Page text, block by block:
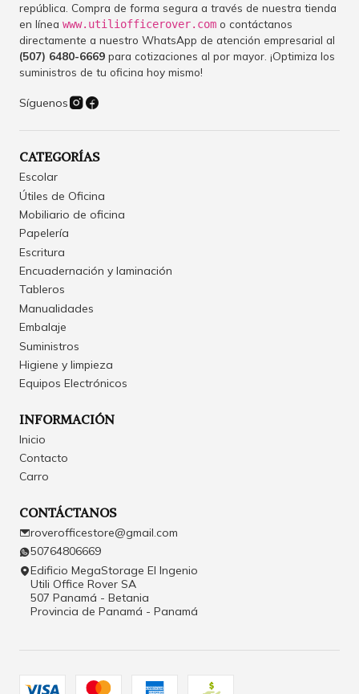
república. Compra de forma segura a través de nuestra tienda
en línea www.utiliofficerover.com o contáctanos
directamente a nuestro WhatsApp de atención empresarial al
(507) 6480-6669 para cotizaciones al por mayor. ¡Optimiza los
suministros de tu oficina hoy mismo!
Síguenos
CATEGORÍAS
Escolar
Útiles de Oficina
Mobiliario de oficina
Papelería
Escritura
Encuadernación y laminación
Tableros
Manualidades
Embalaje
Suministros
Higiene y limpieza
Equipos Electrónicos
INFORMACIÓN
Inicio
Contacto
Carro
CONTÁCTANOS
roverofficestore@gmail.com
50764806669
Edificio MegaStorage El Ingenio
Utili Office Rover SA
507 Panamá - Betania
Provincia de Panamá - Panamá